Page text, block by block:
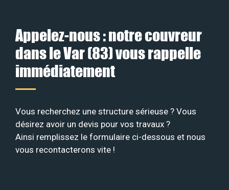
Appelez-nous : notre couvreur
dans le Var (83) vous rappelle
immédiatement
Vous recherchez une structure sérieuse ? Vous
désirez avoir un devis pour vos travaux ?
Ainsi remplissez le formulaire ci-dessous et nous
vous recontacterons vite !